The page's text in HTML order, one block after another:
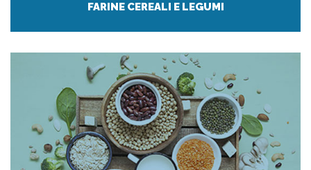
FARINE CEREALI E LEGUMI